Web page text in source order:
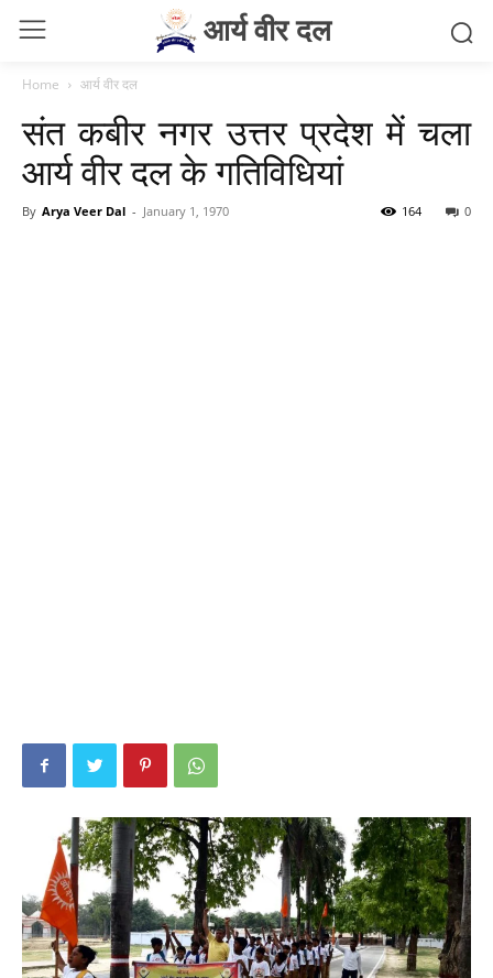
आर्य वीर दल
Home आर्य वीर दल
संत कबीर नगर उत्तर प्रदेश में चला
आर्य वीर दल के गतिविधियां
By Arya Veer Dal - January 1, 1970 0
164